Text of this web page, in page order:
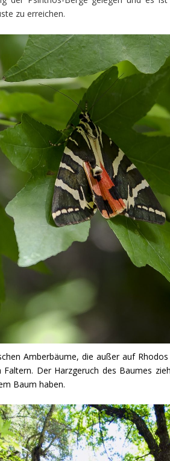
zu erreichen.
Amberbäume, die außer auf
Der Harzgeruch des Baumes
Baum haben.